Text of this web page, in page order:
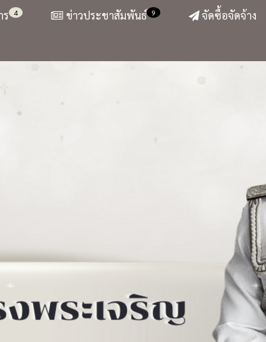
4 9
ข่าวประชาสัมพันธ์ จัดซื้อจัดจ้าง